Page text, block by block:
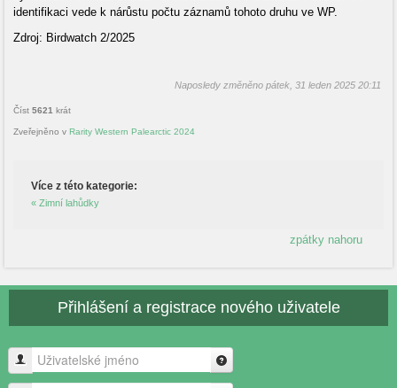
identifikaci vede k nárůstu počtu záznamů tohoto druhu ve WP.
Zdroj: Birdwatch 2/2025
Naposledy změněno pátek, 31 leden 2025 20:11
Číst 5621 krát
Zveřejněno v Rarity Western Palearctic 2024
Více z této kategorie:
« Zimní lahůdky
zpátky nahoru
Přihlášení a registrace nového uživatele
Uživatelské jméno